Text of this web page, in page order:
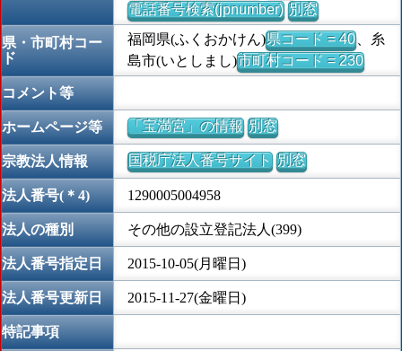
電話番号検索(jpnumber) 別窓
県・市町村コー
ド
福岡県(ふくおかけん)県コード = 40、糸
島市(いとしまし)市町村コード = 230
コメント等
ホームページ等 「宝満宮」の情報 別窓
宗教法人情報 国税庁法人番号サイト 別窓
法人番号(＊4) 1290005004958
法人の種別 その他の設立登記法人(399)
法人番号指定日 2015-10-05(月曜日)
法人番号更新日 2015-11-27(金曜日)
特記事項